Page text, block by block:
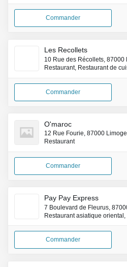
Commander
Les Recollets
10 Rue des Récollets, 87000
Restaurant, Restaurant de
Commander
O'maroc
12 Rue Fourie, 87000
Restaurant
Commander
Pay Pay Express
7 Boulevard de Fleurus,
Commander